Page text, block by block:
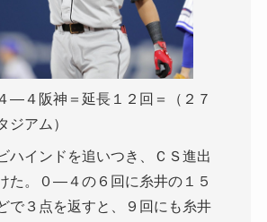
―４阪神＝延長１２回＝（２７
ジアム）
ハインドを追いつき、ＣＳ進出
た。０―４の６回に糸井の１５
で３点を返すと、９回にも糸井